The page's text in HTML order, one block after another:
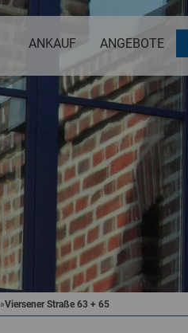
ANKAUF ANGEBOTE
»Viersener Straße 63 + 65